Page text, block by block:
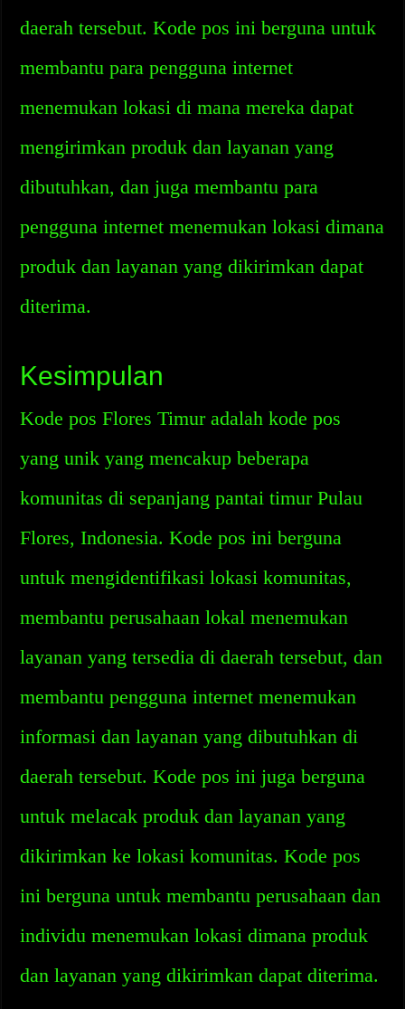
daerah tersebut. Kode pos ini berguna untuk
membantu para pengguna internet
menemukan lokasi di mana mereka dapat
mengirimkan produk dan layanan yang
dibutuhkan, dan juga membantu para
pengguna internet menemukan lokasi dimana
produk dan layanan yang dikirimkan dapat
diterima.
Kesimpulan
Kode pos Flores Timur adalah kode pos
yang unik yang mencakup beberapa
komunitas di sepanjang pantai timur Pulau
Flores, Indonesia. Kode pos ini berguna
untuk mengidentifikasi lokasi komunitas,
membantu perusahaan lokal menemukan
layanan yang tersedia di daerah tersebut, dan
membantu pengguna internet menemukan
informasi dan layanan yang dibutuhkan di
daerah tersebut. Kode pos ini juga berguna
untuk melacak produk dan layanan yang
dikirimkan ke lokasi komunitas. Kode pos
ini berguna untuk membantu perusahaan dan
individu menemukan lokasi dimana produk
dan layanan yang dikirimkan dapat diterima.